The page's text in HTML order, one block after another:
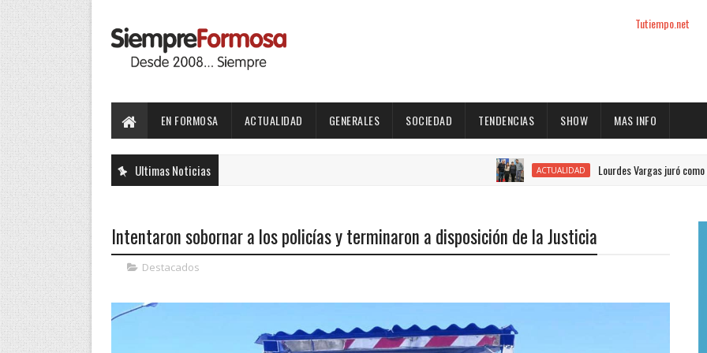
Tutiempo.net
EN FORMOSA ACTUALIDAD GENERALES SOCIEDAD TENDENCIAS SHOW MAS INFO
Ultimas Noticias ACTUALIDAD Lourdes Vargas juró como concejal
Intentaron sobornar a los policías y terminaron a disposición de la Justicia
Destacados